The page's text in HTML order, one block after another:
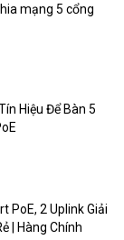
mạng 5 cổng
Hiệu Để Bàn 5
PoE, 2 Uplink Giải
| Hàng Chính